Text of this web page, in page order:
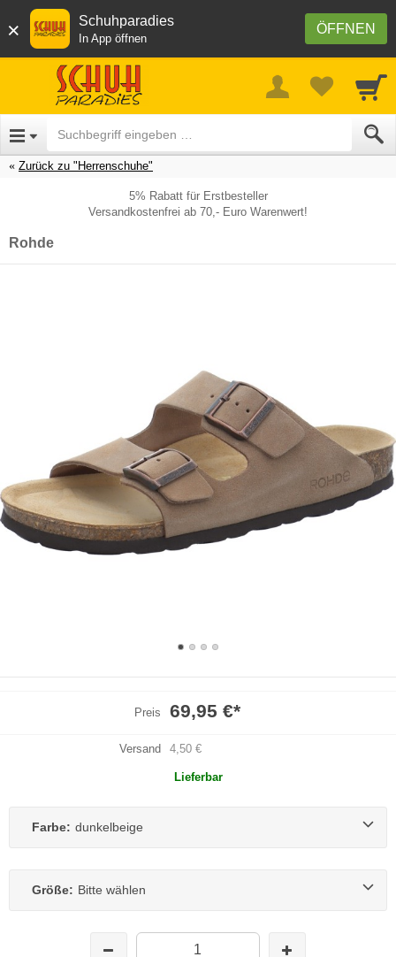
× ÖFFNEN
Schuhparadies
In App öffnen
Zurück zu "Herrenschuhe"
5% Rabatt für Erstbesteller
Versandkostenfrei ab 70,- Euro Warenwert!
Rohde
Preis 69,95 €*
Versand 4,50 €
Lieferbar
Farbe: dunkelbeige
Größe: Bitte wählen